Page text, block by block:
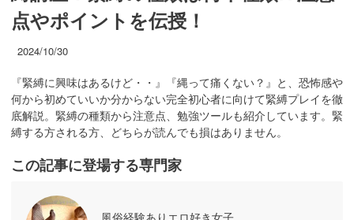
点やポイントを伝授！
2024/10/30
『緊縛に興味はあるけど・・』『縄って痛くない？』と、恐怖感や
何から初めていいか分からない完全初心者に向けて緊縛プレイを徹
底解説。緊縛の種類から注意点、勉強ツールも紹介しています。緊
縛する方される方、どちらが読んでも損はありません。
この記事に登場する専門家